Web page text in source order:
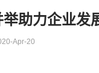
助力企业发
Apr-20